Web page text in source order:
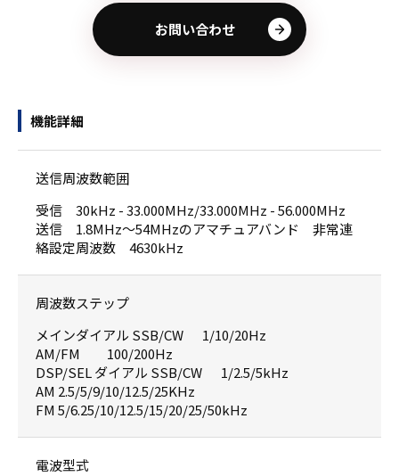
お問い合わせ
機能詳細
送信周波数範囲
受信 30kHz - 33.000MHz/33.000MHz - 56.000MHz
送信 1.8MHz～54MHzのアマチュアバンド 非常連
絡設定周波数 4630kHz
周波数ステップ
メインダイアル SSB/CW 1/10/20Hz
AM/FM 100/200Hz
DSP/SEL ダイアル SSB/CW 1/2.5/5kHz
AM 2.5/5/9/10/12.5/25KHz
FM 5/6.25/10/12.5/15/20/25/50kHz
電波型式